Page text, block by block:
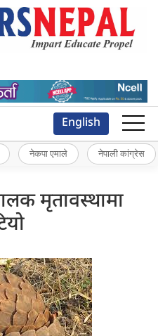
English
नेकपा एमाले नेपाली कांग्रेस
मृतावस्थामा